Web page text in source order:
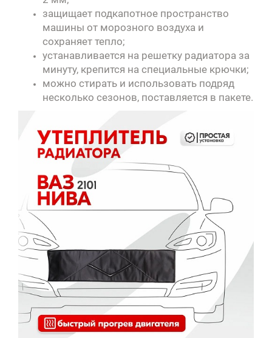
защищает подкапотное пространство
машины от морозного воздуха и
сохраняет тепло;
устанавливается на решетку радиатора за
минуту, крепится на специальные крючки;
можно стирать и использовать подряд
несколько сезонов, поставляется в пакете.